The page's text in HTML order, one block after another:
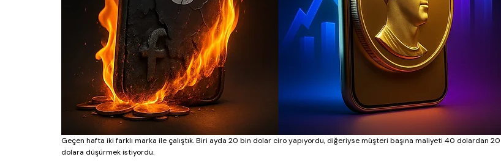
Geçen hafta iki farklı marka ile çalıştık. Biri ayda 20 bin dolar ciro yapıyordu, diğeriyse müşteri başına maliyeti 40 dolardan 20
dolara düşürmek istiyordu.